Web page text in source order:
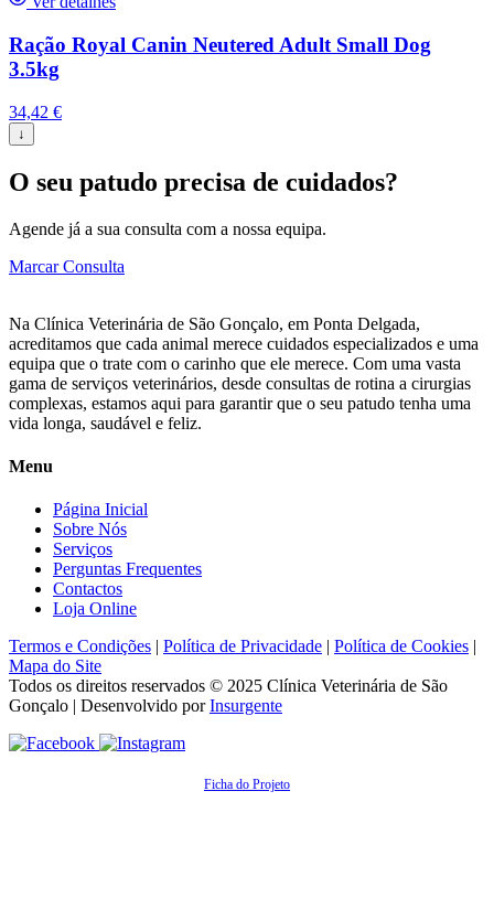
Ração Royal Canin Neutered Adult Small Dog
3.5kg
34,42 €
↓
O seu patudo precisa de cuidados?
Agende já a sua consulta com a nossa equipa.
Marcar Consulta
Na Clínica Veterinária de São Gonçalo, em Ponta Delgada,
acreditamos que cada animal merece cuidados especializados e uma
equipa que o trate com o carinho que ele merece. Com uma vasta
gama de serviços veterinários, desde consultas de rotina a cirurgias
complexas, estamos aqui para garantir que o seu patudo tenha uma
vida longa, saudável e feliz.
Menu
Página Inicial
Sobre Nós
Serviços
Perguntas Frequentes
Contactos
Loja Online
Termos e Condições | Política de Privacidade | Política de Cookies |
Mapa do Site
Todos os direitos reservados © 2025 Clínica Veterinária de São
Gonçalo | Desenvolvido porInsurgente
Ficha do Projeto